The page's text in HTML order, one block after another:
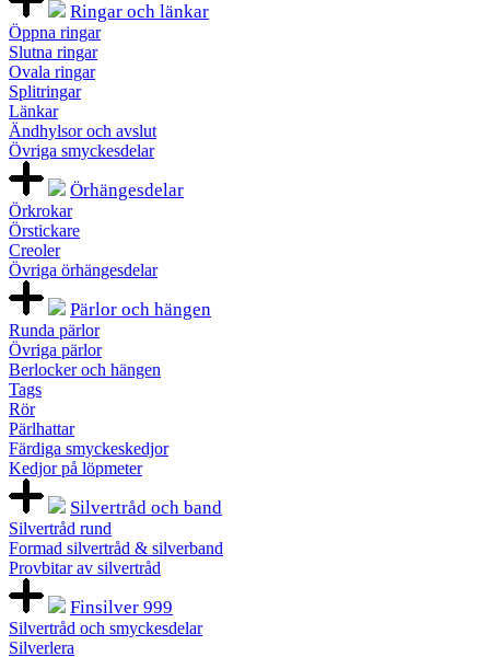
Ringar och länkar
Öppna ringar
Slutna ringar
Ovala ringar
Splitringar
Länkar
Ändhylsor och avslut
Övriga smyckesdelar
Örhängesdelar
Örkrokar
Örstickare
Creoler
Övriga örhängesdelar
Pärlor och hängen
Runda pärlor
Övriga pärlor
Berlocker och hängen
Tags
Rör
Pärlhattar
Färdiga smyckeskedjor
Kedjor på löpmeter
Silvertråd och band
Silvertråd rund
Formad silvertråd & silverband
Provbitar av silvertråd
Finsilver 999
Silvertråd och smyckesdelar
Silverlera